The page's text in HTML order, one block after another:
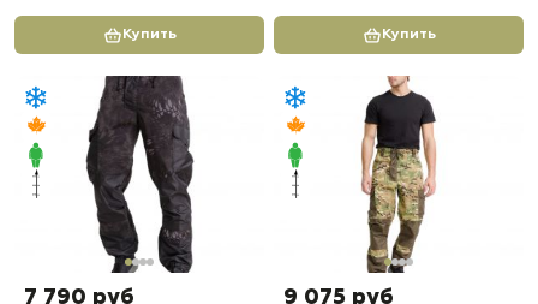
Купить Купить
7 790 руб 9 075 руб